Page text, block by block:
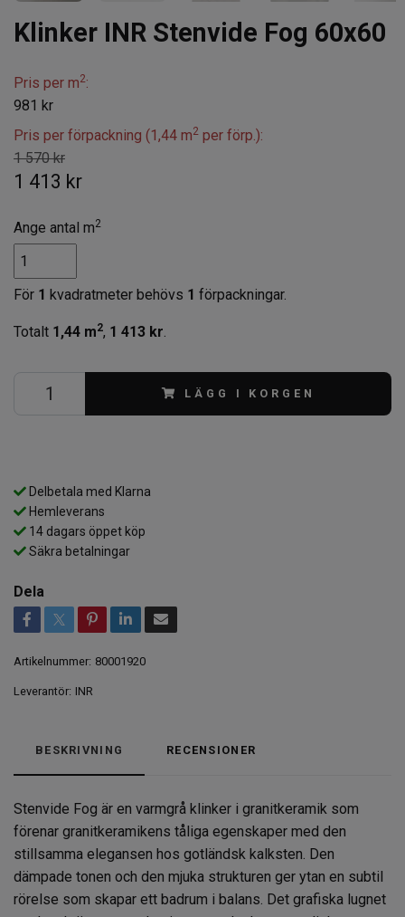
Klinker INR Stenvide Fog 60x60
Pris per m2:
981 kr
Pris per förpackning (1,44 m2 per förp.):
1 570 kr
1 413 kr
Ange antal m2
För 1 kvadratmeter behövs 1 förpackningar.
Totalt 1,44 m2, 1 413 kr.
LÄGG I KORGEN
Delbetala med Klarna
Hemleverans
14 dagars öppet köp
Säkra betalningar
Dela
Artikelnummer: 80001920
Leverantör: INR
BESKRIVNING RECENSIONER
Stenvide Fog är en varmgrå klinker i granitkeramik som
förenar granitkeramikens tåliga egenskaper med den
stillsamma elegansen hos gotländsk kalksten. Den
dämpade tonen och den mjuka strukturen ger ytan en subtil
rörelse som skapar ett badrum i balans. Det grafiska lugnet